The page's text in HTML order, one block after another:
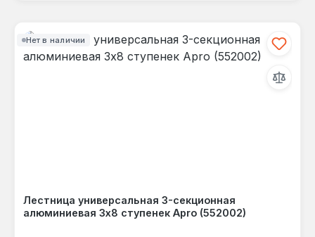
Нет в наличии
Лестница универсальная 3-секционная
алюминиевая 3x8 ступенек Apro (552002)